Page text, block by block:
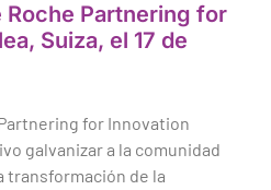
Roche Partnering for
Suiza, el 17 de
for Innovation
galvanizar a la comunidad
transformación de la